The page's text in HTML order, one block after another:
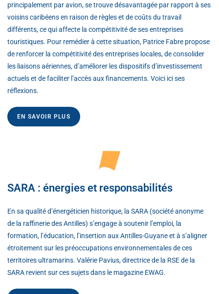
principalement par avion, se trouve désavantagée par rapport à ses
voisins caribéens en raison de règles et de coûts du travail
différents, ce qui affecte la compétitivité de ses entreprises
touristiques. Pour remédier à cette situation, Patrice Fabre propose
de renforcer la compétitivité des entreprises locales, de consolider
les liaisons aériennes, d’améliorer les dispositifs d’investissement
actuels et de faciliter l’accès aux financements. Voici ici ses
réflexions.
EN SAVOIR PLUS
SARA : énergies et responsabilités
En sa qualité d’énergéticien historique, la SARA (société anonyme
de la raffinerie des Antilles) s’engage à soutenir l’emploi, la
formation, l’éducation, l’insertion aux Antilles-Guyane et à s’aligner
étroitement sur les préoccupations environnementales de ces
territoires ultramarins. Valérie Pavius, directrice de la RSE de la
SARA revient sur ces sujets dans le magazine EWAG.